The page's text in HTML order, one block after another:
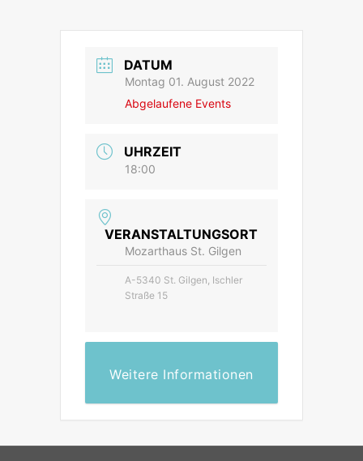
DATUM
Montag 01. August 2022
Abgelaufene Events
UHRZEIT
18:00
VERANSTALTUNGSORT
Mozarthaus St. Gilgen
A-5340 St. Gilgen, Ischler
Straße 15
Weitere Informationen